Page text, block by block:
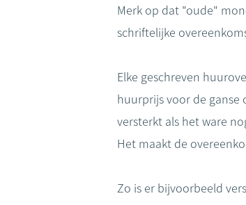
Merk op dat "oude"
schriftelijke
Elke geschreven
huurprijs voor de ganse
versterkt als het ware
Het maakt de
Zo is er bijvoorbeeld